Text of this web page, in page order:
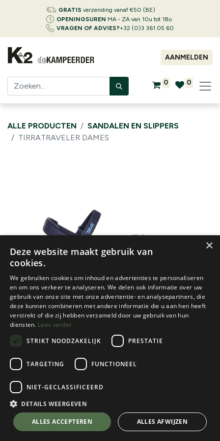
GRATIS verzending vanaf €50 (BE)
OPENINGSUREN MA - ZA van 10u tot 18u
VRAGEN OF ADVIES?+32 (0)3 361 05 60
AANMELDEN
0 0
ALLE PRODUCTEN
SANDALEN EN SLIPPERS
TIRRATRAVELER DAMES
Teva
TirraTraveler Dames
Crown Blue
Kies een maat
💬 Stel je vraag over dit product via WhatsApp
×
Deze website maakt gebruik van
cookies.
We gebruiken cookies om inhoud en advertenties te personaliseren
en om ons verkeer te analyseren. We delen ook informatie over uw
gebruik van onze site met onze advertentie- en analysepartners, die
deze kunnen combineren met andere informatie die u aan hen heeft
verstrekt of die zij hebben verzameld door uw gebruik van hun
diensten. Lees verder
STRIKT NOODZAKELIJK
PRESTATIE
TARGETING FUNCTIONEEL
NIET-GECLASSIFICEERD
DETAILS WEERGEVEN
ALLES ACCEPTEREN ALLES AFWIJZEN